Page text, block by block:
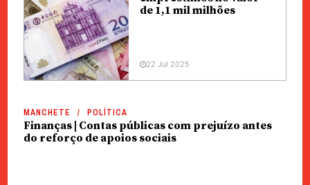
de 1,1 mil milhões
22 Jul 2025
MANCHETE POLÍTICA
Finanças | Contas públicas com prejuízo antes
do reforço de apoios sociais